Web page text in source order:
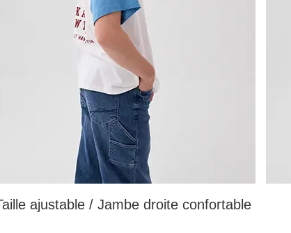
ajustable / Jambe droite confortable